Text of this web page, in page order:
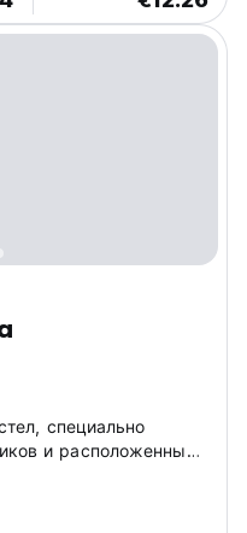
специально
и расположенный
от пляжа для